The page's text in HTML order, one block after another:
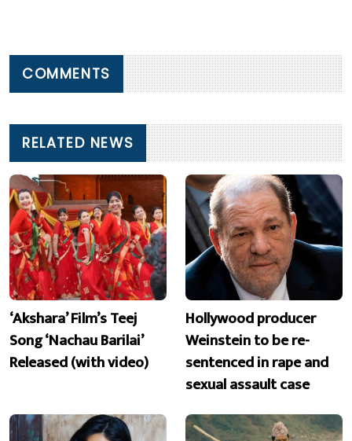
COMMENTS
RELATED NEWS
‘Akshara’ Film’s Teej
Song ‘Nachau Barilai’
Released (with video)
Hollywood producer
Weinstein to be re-
sentenced in rape and
sexual assault case